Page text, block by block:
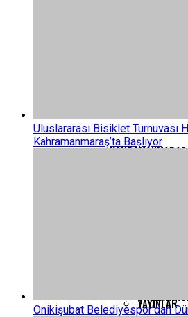
YAYINLAR
KAHRAMANMARAŞ
Uluslararası Bisiklet Turnuvası
Kahramanmaraş’ta Başlıyor
Onikişubat Belediyespor’dan